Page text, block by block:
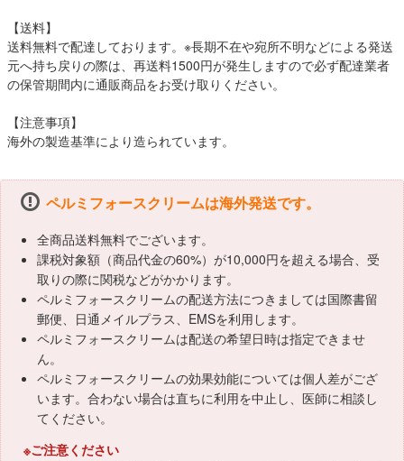
【送料】
送料無料で配達しております。※長期不在や宛所不明などによる発送
元へ持ち戻りの際は、再送料1500円が発生しますので必ず配達業者
の保管期間内に通販商品をお受け取りください。
【注意事項】
海外の製造基準により造られています。
ペルミフォースクリームは海外発送です。
全商品送料無料でございます。
課税対象額（商品代金の60%）が10,000円を超える場合、受
取りの際に関税などがかかります。
ペルミフォースクリームの配送方法につきましては国際書留
郵便、日通メイルプラス、EMSを利用します。
ペルミフォースクリームは配送の希望日時は指定できませ
ん。
ペルミフォースクリームの効果効能については個人差がござ
います。合わない場合は直ちに利用を中止し、医師に相談し
てください。
※ご注意ください